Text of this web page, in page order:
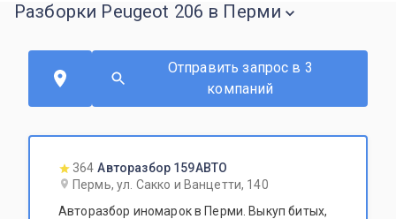
Разборки Peugeot 206 в Перми
Отправить запрос в 3
компаний
364 Авторазбор 159АВТО
Пермь, ул. Сакко и Ванцетти, 140
Авторазбор иномарок в Перми. Выкуп битых,